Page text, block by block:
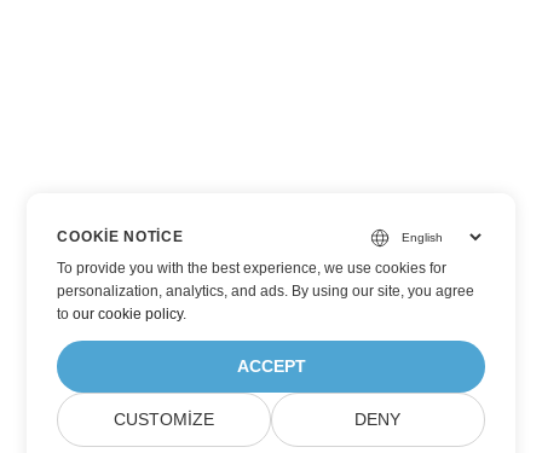
COOKIE NOTICE
To provide you with the best experience, we use cookies for
personalization, analytics, and ads. By using our site, you agree
toour cookie policy.
ACCEPT
CUSTOMIZE DENY